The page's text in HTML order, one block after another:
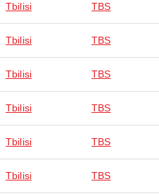
Tbilisi TBS
Tbilisi TBS
Tbilisi TBS
Tbilisi TBS
Tbilisi TBS
Tbilisi TBS